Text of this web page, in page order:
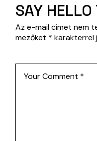
SAY HELLO
Az e-mail címet nem
mezőket * karakterrel